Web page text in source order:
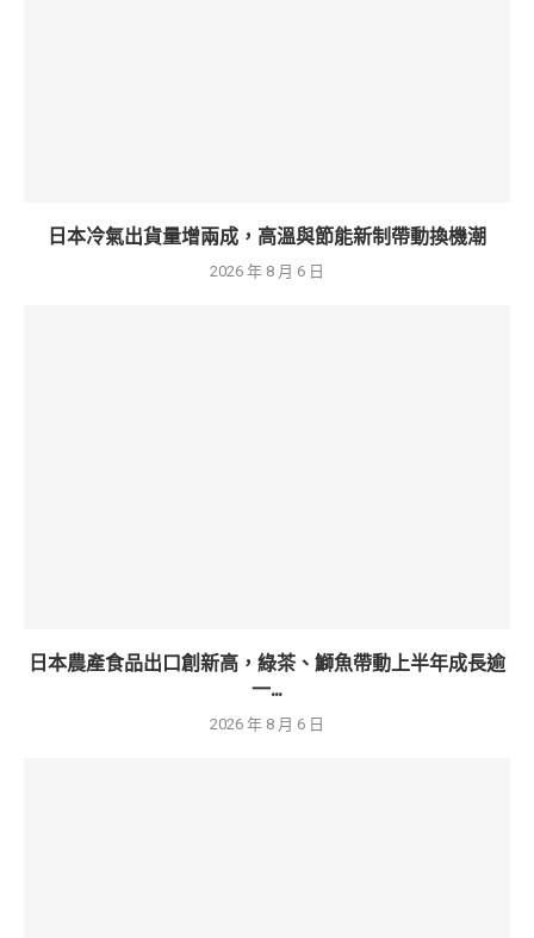
日本冷氣出貨量增兩成，高溫與節能新制帶動換機潮
2026 年 8 月 6 日
日本農產食品出口創新高，綠茶、鰤魚帶動上半年成長逾
一...
2026 年 8 月 6 日